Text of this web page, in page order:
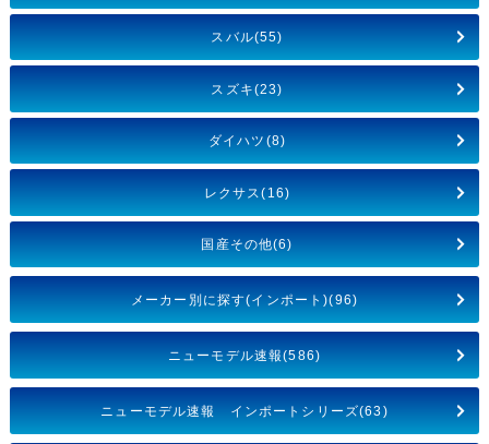
スバル(55)
スズキ(23)
ダイハツ(8)
レクサス(16)
国産その他(6)
メーカー別に探す(インポート)(96)
ニューモデル速報(586)
ニューモデル速報 インポートシリーズ(63)